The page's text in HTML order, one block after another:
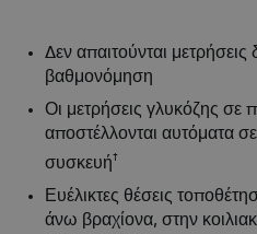
Δεν απαιτούνται
βαθμονόμηση
Οι μετρήσεις γλυκόζης σε
αποστέλλονται αυτόματα
συσκευή†
Ευέλικτες θέσεις
άνω βραχίονα, στην